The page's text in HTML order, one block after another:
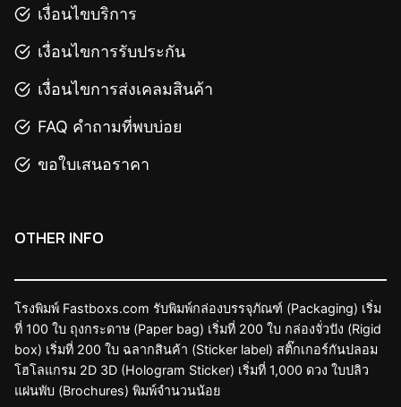
เงื่อนไขบริการ
เงื่อนไขการรับประกัน
เงื่อนไขการส่งเคลมสินค้า
FAQ คำถามที่พบบ่อย
ขอใบเสนอราคา
OTHER INFO
โรงพิมพ์ Fastboxs.com รับพิมพ์กล่องบรรจุภัณฑ์ (Packaging) เริ่ม
ที่ 100 ใบ ถุงกระดาษ (Paper bag) เริ่มที่ 200 ใบ กล่องจั่วปัง (Rigid
box) เริ่มที่ 200 ใบ ฉลากสินค้า (Sticker label) สติ๊กเกอร์กันปลอม
โฮโลแกรม 2D 3D (Hologram Sticker) เริ่มที่ 1,000 ดวง ใบปลิว
แผ่นพับ (Brochures) พิมพ์จำนวนน้อย